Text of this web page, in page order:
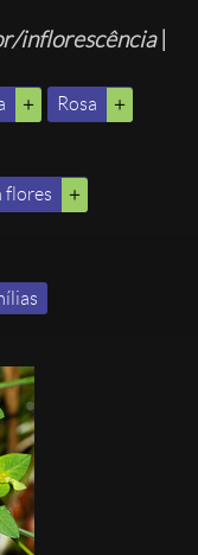
inflorescência|
Rosa
flores